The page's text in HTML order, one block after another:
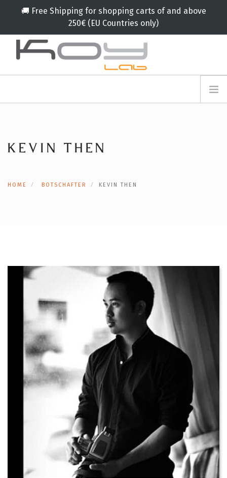
🚚 Free Shipping for shopping carts of and above
250€ (EU Countries only)
PARTNERN
KAMPAGNE
KEVIN THEN
HOME BOTSCHAFTER KEVIN THEN